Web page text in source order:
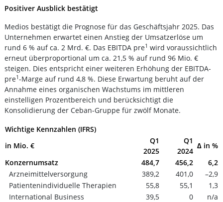
Positiver Ausblick bestätigt
Medios bestätigt die Prognose für das Geschäftsjahr 2025. Das
Unternehmen erwartet einen Anstieg der Umsatzerlöse um
rund 6 % auf ca. 2 Mrd. €. Das EBITDA pre1 wird voraussichtlich
erneut überproportional um ca. 21,5 % auf rund 96 Mio. €
steigen. Dies entspricht einer weiteren Erhöhung der EBITDA-
pre1-Marge auf rund 4,8 %. Diese Erwartung beruht auf der
Annahme eines organischen Wachstums im mittleren
einstelligen Prozentbereich und berücksichtigt die
Konsolidierung der Ceban-Gruppe für zwölf Monate.
Wichtige Kennzahlen (IFRS)
in Mio. €
Q1
2025
Q1
2024
∆ in %
Konzernumsatz
484,7 456,2
6,2
Arzneimittelversorgung
389,2 401,0
–2,9
Patientenindividuelle Therapien
55,8 55,1
1,3
International Business
39,5 0
n/a